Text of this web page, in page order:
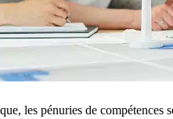
les pénuries de